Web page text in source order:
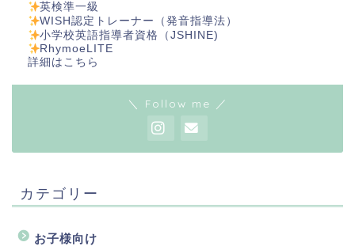
英検準一級
WISH認定トレーナー（発音指導法）
小学校英語指導者資格（JSHINE)
RhymoeLITE
詳細は こちら
＼ Follow me ／
カテゴリー
お子様向け